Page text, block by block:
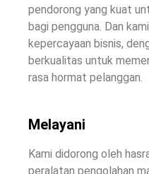
pendorong yang kuat
bagi pengguna. Dan
kepercayaan bisnis,
berkualitas untuk
rasa hormat pelanggan.
Melayani
Kami didorong oleh
peralatan pengolahan